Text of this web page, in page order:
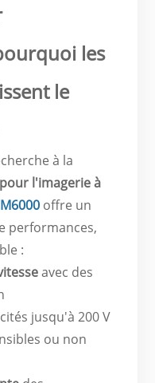
les
le
à la
l'imagerie à
offre un
performances,
:
avec des
jusqu'à 200 V
ou non